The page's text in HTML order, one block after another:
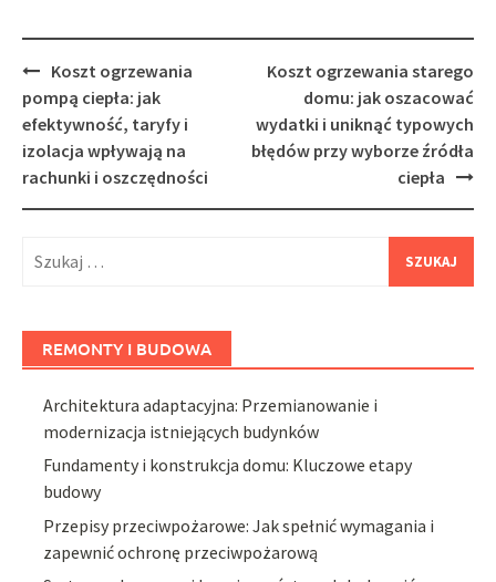
Post
navigation
Koszt ogrzewania
pompą ciepła: jak
efektywność, taryfy i
izolacja wpływają na
rachunki i oszczędności
Koszt ogrzewania starego
domu: jak oszacować
wydatki i uniknąć typowych
błędów przy wyborze źródła
ciepła
REMONTY I BUDOWA
Architektura adaptacyjna: Przemianowanie i
modernizacja istniejących budynków
Fundamenty i konstrukcja domu: Kluczowe etapy
budowy
Przepisy przeciwpożarowe: Jak spełnić wymagania i
zapewnić ochronę przeciwpożarową